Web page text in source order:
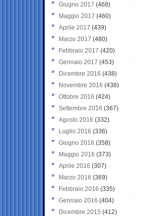
Giugno 2017 (468)
Maggio 2017 (460)
Aprile 2017 (439)
Marzo 2017 (480)
Febbraio 2017 (420)
Gennaio 2017 (453)
Dicembre 2016 (438)
Novembre 2016 (438)
Ottobre 2016 (424)
Settembre 2016 (367)
Agosto 2016 (332)
Luglio 2016 (336)
Giugno 2016 (358)
Maggio 2016 (373)
Aprile 2016 (307)
Marzo 2016 (369)
Febbraio 2016 (335)
Gennaio 2016 (404)
Dicembre 2015 (412)